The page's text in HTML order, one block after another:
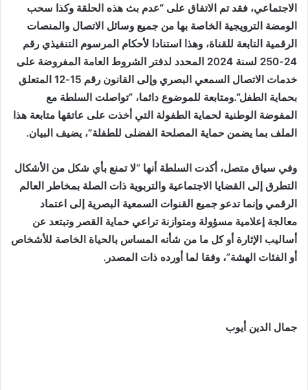
الاجتماعي، فقد تم الاتفاق على “عدم بث هذه الحلقة وكذا سحب
الومضة الترويجية الخاصة بها من جميع وسائل الاتصال والمنصات
الرقمية التابعة للقناة، وهذا استنادا لأحكام المرسوم التنفيذي رقم
24-250 لسنة 2024 المحدد لدفتر الشروط العامة المفروضة على
خدمات الاتصال السمعي البصري وإلى القانون رقم 15-12 المتعلق
بحماية الطفل”.ومتابعة للموضوع دائما، “تواصلت السلطة مع
المفوضة الوطنية لحماية الطفولة التي أخذت على عاتقها متابعة هذا
الملف بما يضمن حماية المصلحة الفضلى للطفلة”، يضيف البيان.
وفي سياق متصل، أكدت السلطة أنها “لا تمنع بأي شكل من الأشكال
التطرق إلى القضايا الاجتماعية والتربوية ذات الصلة بمخاطر العالم
الرقمي وإنما تدعو جميع القنوات السمعية البصرية إلى اعتماد
معالجة إعلامية مسؤولة ومتوازنة تراعي حماية القصر وتبتعد عن
أساليب الإثارة أو كل ما من شأنه المساس بالحياة الخاصة للأشخاص
أو الفئات الهشة”، وفقا لما أورده ذات المصدر.
جمال الدين أيوب